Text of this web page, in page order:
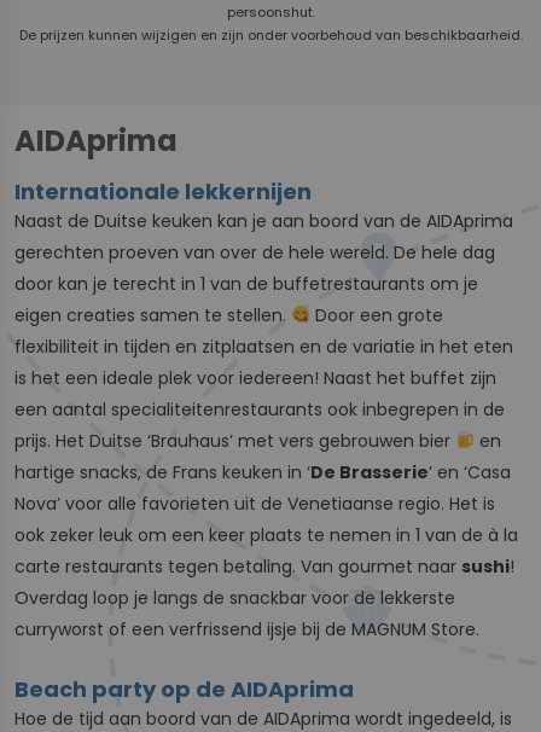
persoonshut.
De prijzen kunnen wijzigen en zijn onder voorbehoud van beschikbaarheid.
AIDAprima
Internationale lekkernijen
Naast de Duitse keuken kan je aan boord van de AIDAprima
gerechten proeven van over de hele wereld. De hele dag
door kan je terecht in 1 van de buffetrestaurants om je
eigen creaties samen te stellen.
Door een grote
flexibiliteit in tijden en zitplaatsen en de variatie in het eten
is het een ideale plek voor iedereen! Naast het buffet zijn
een aantal specialiteitenrestaurants ook inbegrepen in de
prijs. Het Duitse ‘Brauhaus’ met vers gebrouwen bier
en
hartige snacks, de Frans keuken in ‘De Brasserie’ en ‘Casa
Nova’ voor alle favorieten uit de Venetiaanse regio. Het is
ook zeker leuk om een keer plaats te nemen in 1 van de à la
carte restaurants tegen betaling. Van gourmet naar sushi!
Overdag loop je langs de snackbar voor de lekkerste
curryworst of een verfrissend ijsje bij de MAGNUM Store.
Beach party op de AIDAprima
Hoe de tijd aan boord van de AIDAprima wordt ingedeeld, is